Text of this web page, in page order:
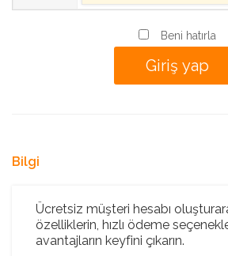
Beni hatırla
Bilgi
Ücretsiz müşteri hesabı
özelliklerin, hızlı ödeme
avantajların keyfini çıkarın.